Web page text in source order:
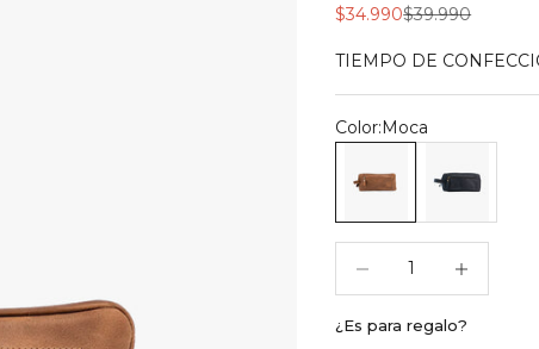
Precio de oferta
$34.990Precio normal
$39.990
TIEMPO DE
Color:Moca
¿Es para regalo?